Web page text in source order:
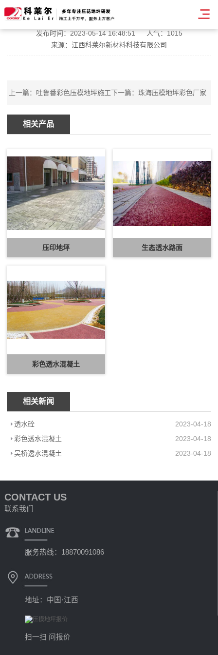
奉化彩色压模艺术地坪
发布时间：2023-05-14 16:48:51
人气：1015
来源：江西科莱尔新材料科技有限公司
上一篇： 吐鲁番彩色压模地坪施工下一篇：珠海压模地坪彩色厂家
相关产品
压印地坪 生态透水路面
彩色透水混凝土
相关新闻
透水砼
2023-04-18
彩色透水混凝土
2023-04-18
吴桥透水混凝土
2023-04-18
CONTACT US
联系我们
服务热线：18870091086
地址：中国·江西
扫一扫 问报价